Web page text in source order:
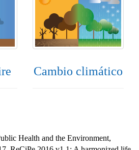
Cambio climático
Health and the Environment,